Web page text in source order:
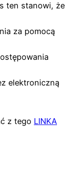
ten stanowi, że
za pomocą
elektroniczną
z tego LINKA